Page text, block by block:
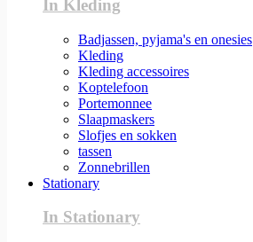
In Kleding
Badjassen, pyjama's en onesies
Kleding
Kleding accessoires
Koptelefoon
Portemonnee
Slaapmaskers
Slofjes en sokken
tassen
Zonnebrillen
Stationary
In Stationary